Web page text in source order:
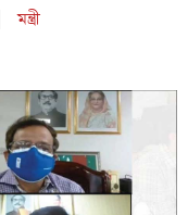
মন্ত্রী